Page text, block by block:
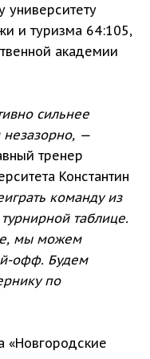
университету
и туризма 64:105,
академии
сильнее
незазорно, —
тренер
Константин
команду из
таблице.
мы можем
офф. Будем
по
«Новгородские